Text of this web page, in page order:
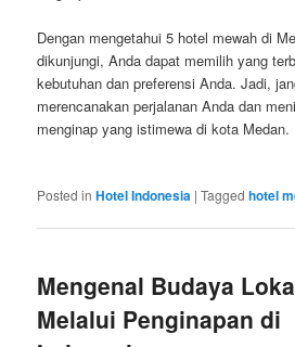
Dengan mengetahui 5 hotel mewah di
dikunjungi, Anda dapat memilih yang
kebutuhan dan preferensi Anda. Jadi,
merencanakan perjalanan Anda dan
menginap yang istimewa di kota Medan.
Posted in Hotel Indonesia |Tagged hotel
Mengenal Budaya
Melalui Penginapan di